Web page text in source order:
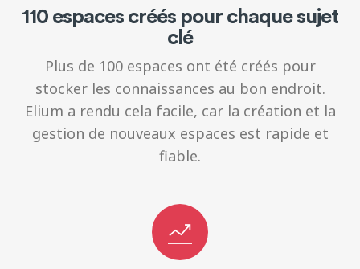
110 espaces créés pour chaque sujet
clé
Plus de 100 espaces ont été créés pour
stocker les connaissances au bon endroit.
Elium a rendu cela facile, car la création et la
gestion de nouveaux espaces est rapide et
fiable.